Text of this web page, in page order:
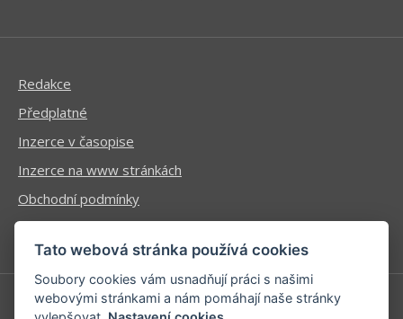
Redakce
Předplatné
Inzerce v časopise
Inzerce na www stránkách
Obchodní podmínky
Ochrana osobních údajů
Tato webová stránka používá cookies
Soubory cookies vám usnadňují práci s našimi
webovými stránkami a nám pomáhají naše stránky